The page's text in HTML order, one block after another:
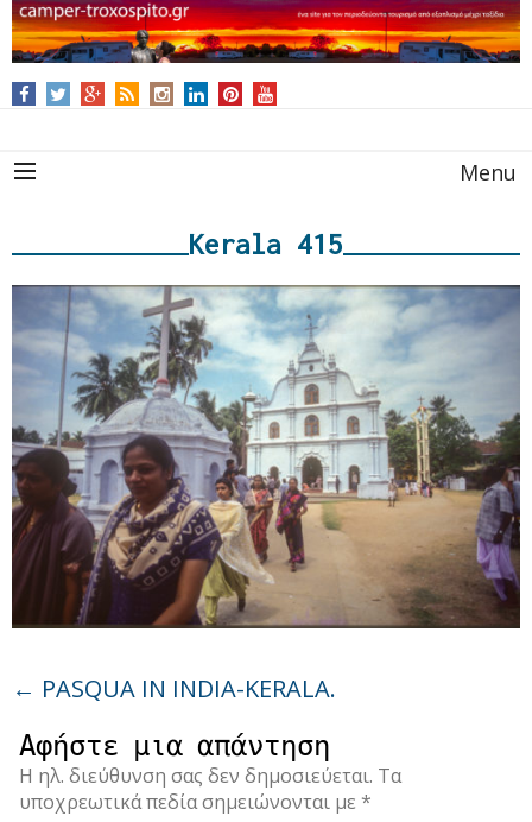
Menu
Kerala 415
← PASQUA IN INDIA-KERALA.
Αφήστε μια απάντηση
Η ηλ. διεύθυνση σας δεν δημοσιεύεται. Τα
υποχρεωτικά πεδία σημειώνονται με *